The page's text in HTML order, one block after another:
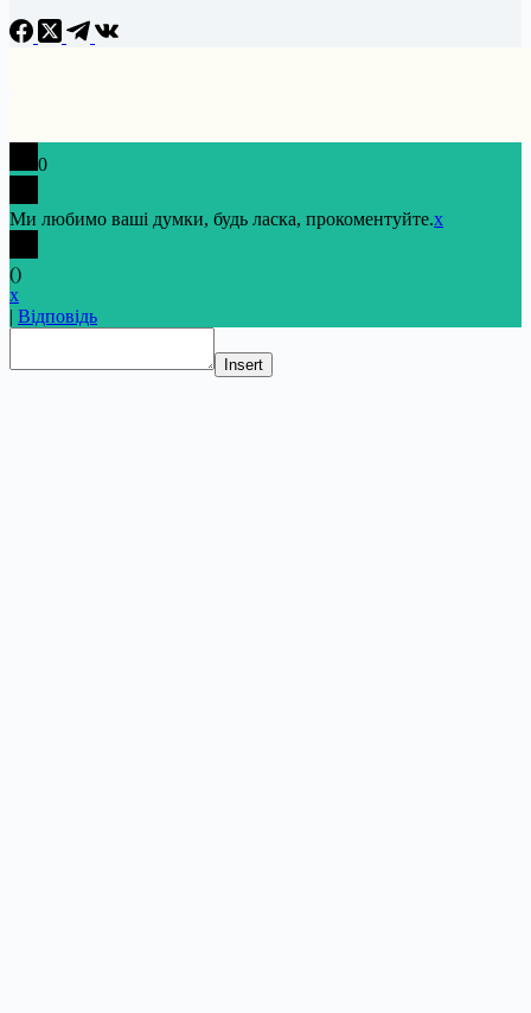
0
Ми любимо ваші думки, будь ласка, прокоментуйте.x
()
x
| Відповідь
Insert